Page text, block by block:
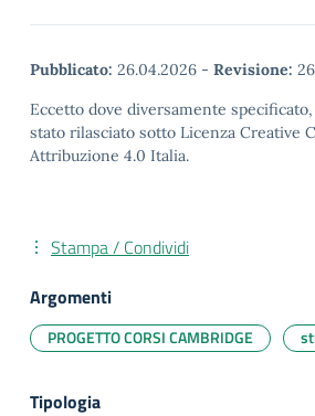
Pubblicato: 26.04.2026 - Revisione:
Eccetto dove diversamente
stato rilasciato sotto Licenza Creative
Attribuzione 4.0 Italia.
Stampa / Condividi
Argomenti
PROGETTO CORSI CAMBRIDGE
Tipologia